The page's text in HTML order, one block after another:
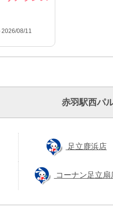
08/11
赤羽駅西パ
足立鹿浜店
コーナン足立扇